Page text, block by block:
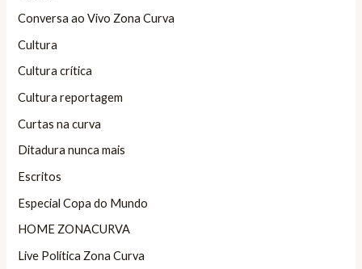
Conversa ao Vivo Zona Curva
Cultura
Cultura crítica
Cultura reportagem
Curtas na curva
Ditadura nunca mais
Escritos
Especial Copa do Mundo
HOME ZONACURVA
Live Política Zona Curva